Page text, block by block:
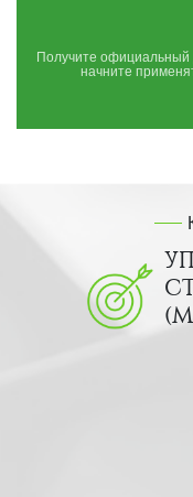
Получите официальный
начните